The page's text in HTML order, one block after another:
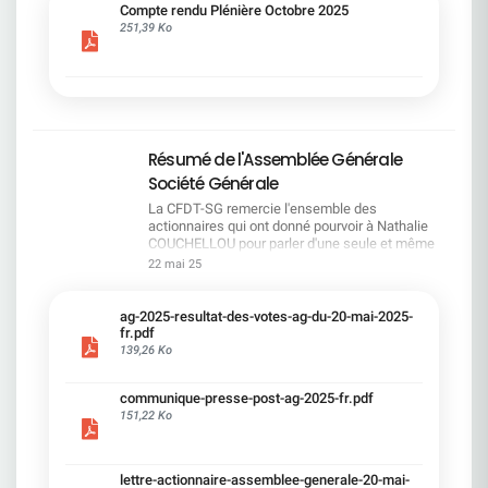
cadre du dialogue social.Bonne lecture !
Compte rendu Plénière Octobre 2025
251,39 Ko
Résumé de l'Assemblée Générale
Société Générale
La CFDT-SG remercie l'ensemble des
actionnaires qui ont donné pourvoir à Nathalie
COUCHELLOU pour parler d'une seule et même
voix.L'assemblée Générale s'est ouverte avec 4
souligné la forte amélioration en 2024 de tous les
facteurs financiers et le premier trimestre 2025
encourageant.Le Directeur Général, Slawomir
solide. Etre une banque simple et intégrée. Etre
une banque efficace. Etre une banque rentable. Le
22 mai 25
ag-2025-resultat-des-votes-ag-du-20-mai-2025-
fr.pdf
139,26 Ko
communique-presse-post-ag-2025-fr.pdf
151,22 Ko
lettre-actionnaire-assemblee-generale-20-mai-